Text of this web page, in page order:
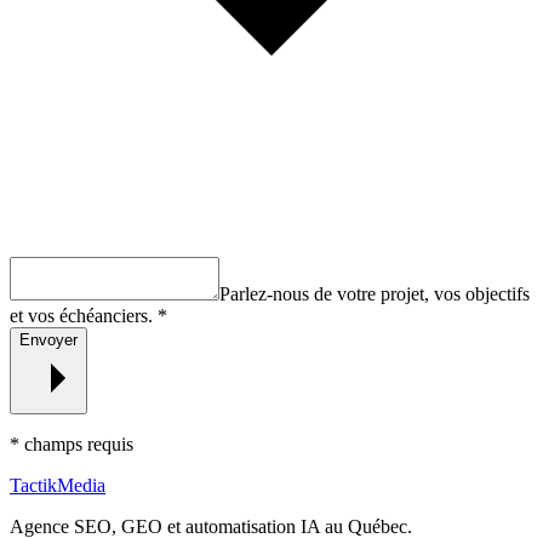
Parlez-nous de votre projet, vos objectifs
et vos échéanciers. *
Envoyer
* champs requis
TactikMedia
Agence SEO, GEO et automatisation IA au Québec.